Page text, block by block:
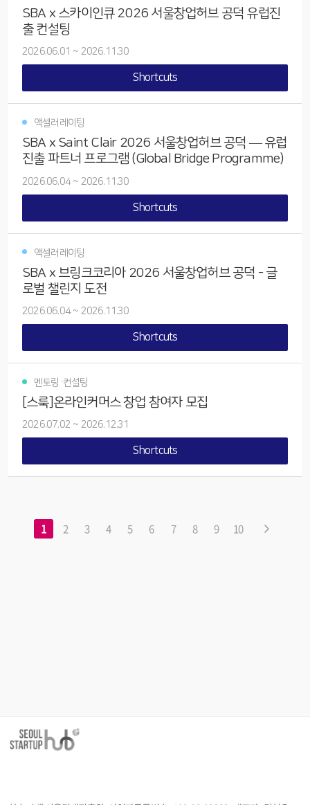
SBA x 스카이인큐 2026 서울창업허브 공덕 유럽진
출 컨설팅
2026.06.01 ~ 2026.11.30
Shortcuts
액셀러레이팅
SBA x Saint Clair 2026 서울창업허브 공덕 — 유럽
진출 파트너 프로그램 (Global Bridge Programme)
2026.06.04~ 2026.11.30
Shortcuts
액셀러레이팅
SBA x 브링크코리아 2026 서울창업허브 공덕 - 글
로벌 챌린지 도전
2026.06.04~ 2026.11.30
Shortcuts
멘토링·컨설팅
[스룩]온라인커머스 창업 참여자 모집
2026.07.02 ~ 2026.12.31
Shortcuts
1 2 3 4 5 6 7 8 9 10